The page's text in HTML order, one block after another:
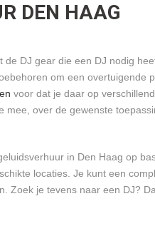
DEN HAAG
de DJ gear die een DJ nodig
om een overtuigende
voor dat je daar op
mee, over de gewenste
in Den Haag op
locaties. Je kunt een
Zoek je tevens naar een DJ?